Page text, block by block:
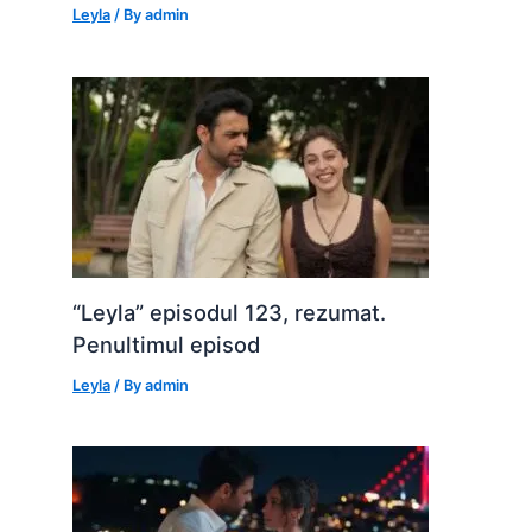
Leyla / Byadmin
“Leyla” episodul 123, rezumat.
Penultimul episod
Leyla / Byadmin